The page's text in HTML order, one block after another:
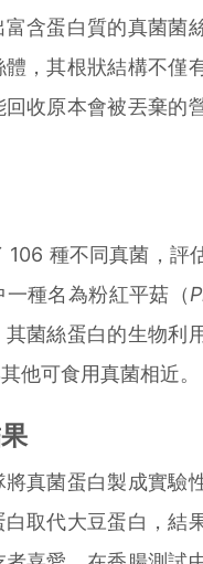
含蛋白質的真菌菌
，其根狀結構不僅
收原本會被丟棄的
種不同真菌，評
種名為粉紅平菇（
菌絲蛋白的生物利
他可食用真菌相近。
菌蛋白製成實驗
取代大豆蛋白，結